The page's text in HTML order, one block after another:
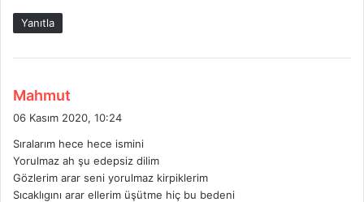
Yanıtla
Mahmut
i
k
i
06 Kasım 2020, 10:24
Sıralarım hece hece ismini
Yorulmaz ah şu edepsiz dilim
Gözlerim arar seni yorulmaz kirpiklerim
Sıcaklıgını arar ellerim üşütme hiç bu bedeni